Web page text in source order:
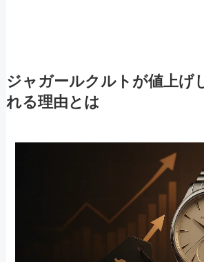
ジャガールクルトが値上げ
れる理由とは